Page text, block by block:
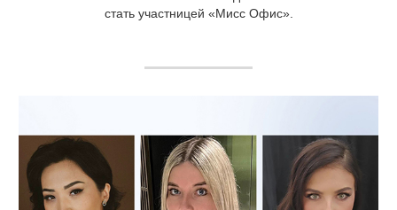
стать участницей «Мисс Офис».